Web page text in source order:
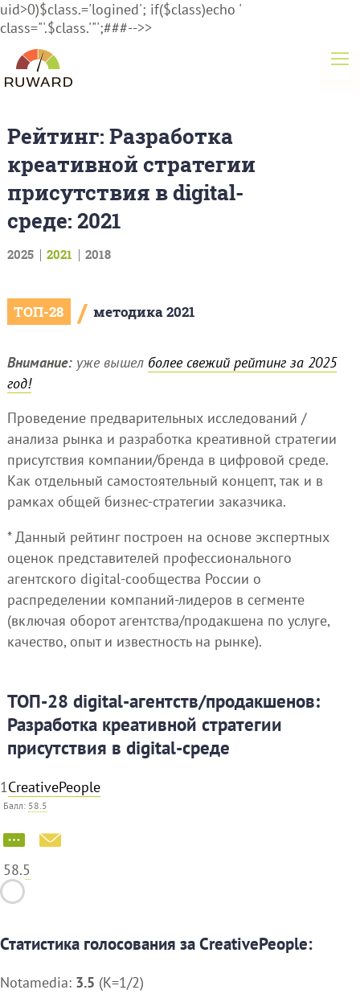
uid>0)$class.='logined'; if($class)echo '
class="'.$class.'"';###-->>
Рейтинг: Разработка
креативной стратегии
присутствия в digital-
среде: 2021
2025 2021 2018
ТОП-28 / методика 2021
Внимание:уже вышел более свежий рейтинг за 2025
год!
Проведение предварительных исследований /
анализа рынка и разработка креативной стратегии
присутствия компании/бренда в цифровой среде.
Как отдельный самостоятельный концепт, так и в
рамках общей бизнес-стратегии заказчика.
* Данный рейтинг построен на основе экспертных
оценок представителей профессионального
агентского digital-сообщества России о
распределении компаний-лидеров в сегменте
(включая оборот агентства/продакшена по услуге,
качество, опыт и известность на рынке).
ТОП-28 digital-агентств/продакшенов:
Разработка креативной стратегии
присутствия в digital-среде
1CreativePeople
Балл: 58.5
58.5
Статистика голосования за CreativePeople:
Notamedia: 3.5 (K=1/2)